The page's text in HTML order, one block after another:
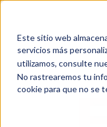
Este sitio web
servicios más
utilizamos, consulte
No rastrearemos tu
cookie para que no se